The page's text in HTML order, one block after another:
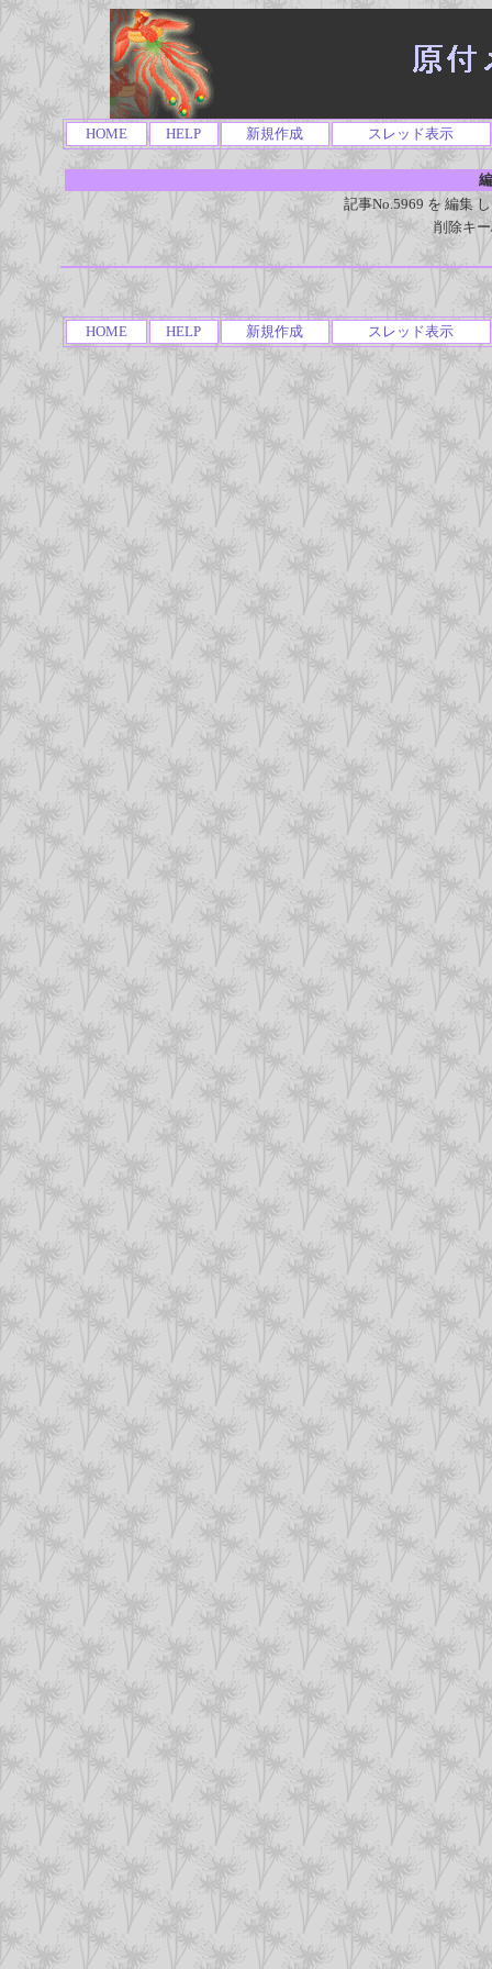
HOME HELP 新規作成 スレッド表示
記事No.5969 を 編集
削除キ
HOME HELP 新規作成 スレッド表示